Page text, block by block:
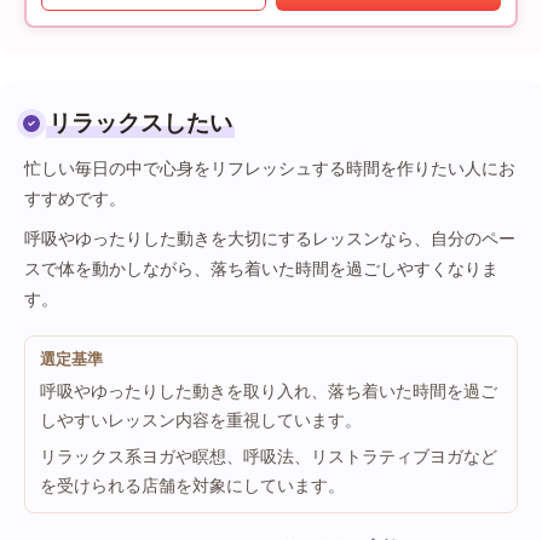
リラックスしたい
忙しい毎日の中で心身をリフレッシュする時間を作りたい人にお
すすめです。
呼吸やゆったりした動きを大切にするレッスンなら、自分のペー
スで体を動かしながら、落ち着いた時間を過ごしやすくなりま
す。
選定基準
呼吸やゆったりした動きを取り入れ、落ち着いた時間を過ご
しやすいレッスン内容を重視しています。
リラックス系ヨガや瞑想、呼吸法、リストラティブヨガなど
を受けられる店舗を対象にしています。